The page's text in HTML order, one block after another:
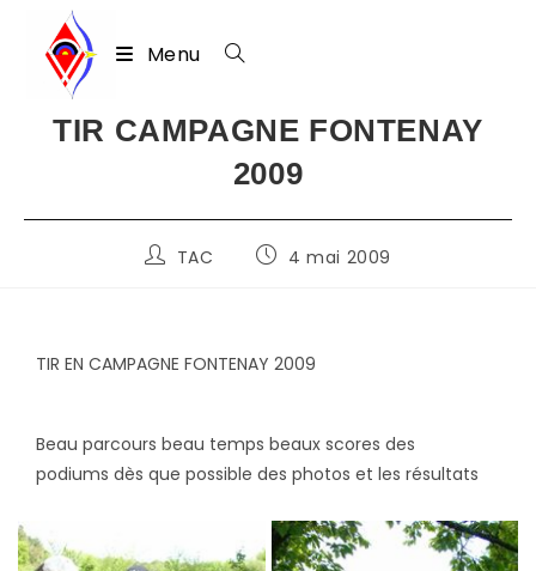
Menu
TIR CAMPAGNE FONTENAY
2009
Auteur/autrice
TAC
Publication
4 mai 2009
TIR EN CAMPAGNE FONTENAY 2009
Beau parcours beau temps beaux scores des
podiums dès que possible des photos et les résultats